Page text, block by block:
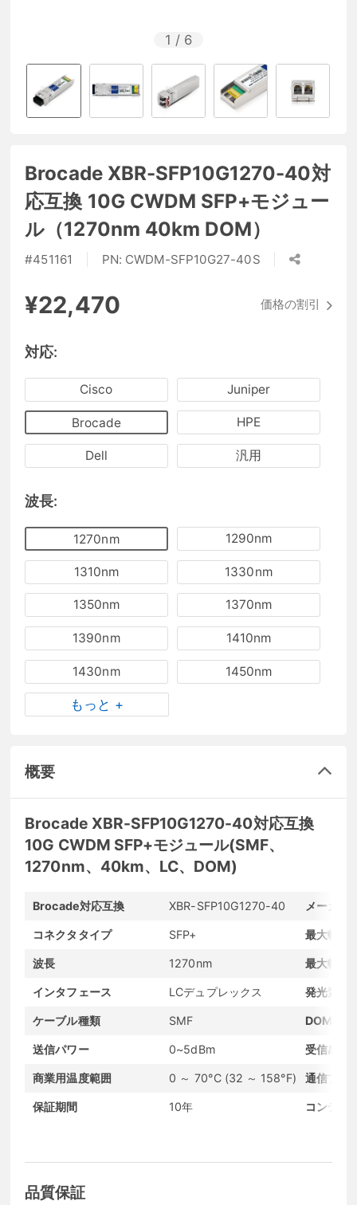
1 / 6
Brocade XBR-SFP10G1270-40対
応互換 10G CWDM SFP+モジュー
ル（1270nm 40km DOM）
#451161 PN: CWDM-SFP10G27-40S
¥22,470 価格の割引
対応:
Cisco Juniper
Brocade HPE
Dell 汎用
波長:
1270nm 1290nm
1310nm 1330nm
1350nm 1370nm
1390nm 1410nm
1430nm 1450nm
もっと +
概要
Brocade XBR-SFP10G1270-40対応互換
10G CWDM SFP+モジュール(SMF、
1270nm、40km、LC、DOM)
Brocade対応互換 XBR-SFP10G1270-40 メーカー
コネクタタイプ SFP+ 最大転送
波長 1270nm 最大転送
インタフェース LCデュプレックス 発光素子
ケーブル種類 SMF DOMサ
送信パワー 0~5dBm 受信感度
商業用温度範囲 0 ～ 70°C (32 ～ 158°F) 通信プロ
保証期間 10年 コンディ
品質保証